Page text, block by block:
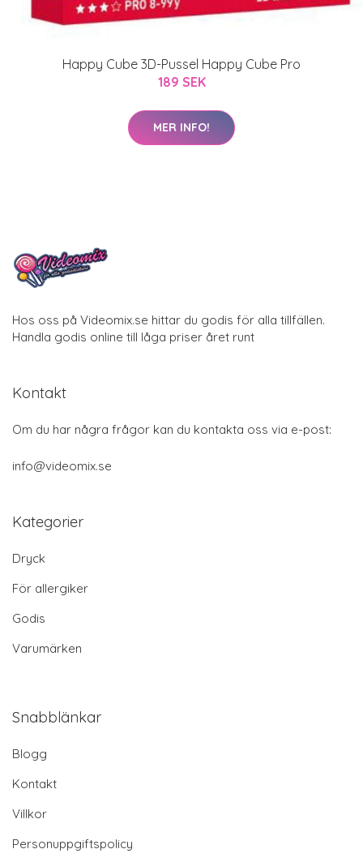
Happy Cube 3D-Pussel Happy Cube Pro
189 SEK
MER INFO!
Hos oss på Videomix.se hittar du godis för alla tillfällen.
Handla godis online till låga priser året runt
Kontakt
Om du har några frågor kan du kontakta oss via e-post:
info@videomix.se
Kategorier
Dryck
För allergiker
Godis
Varumärken
Snabblänkar
Blogg
Kontakt
Villkor
Personuppgiftspolicy